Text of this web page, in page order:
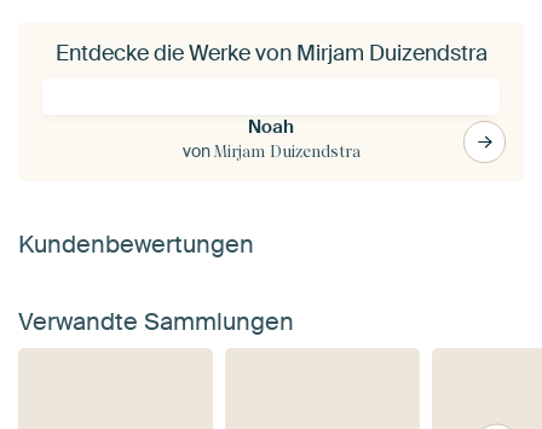
Entdecke die Werke von Mirjam Duizendstra
Noah
vonMirjam Duizendstra
Kundenbewertungen
Verwandte Sammlungen